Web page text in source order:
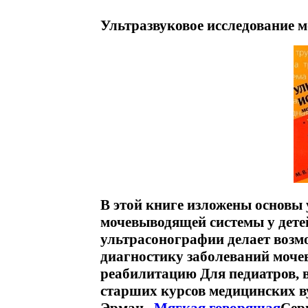
Ультразвуковое исследование
В этой книге изложены основы
мочевыводящей системы у
ультрасонографии делает
диагностику заболеваний
реабилитацию Для педиатров,
старших курсов